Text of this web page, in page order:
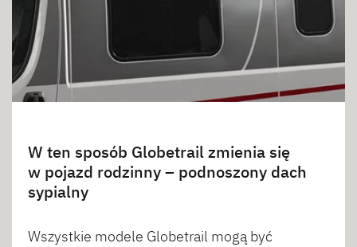
W ten sposób Globetrail zmienia się
w pojazd rodzinny – podnoszony dach
sypialny
Wszystkie modele Globetrail mogą być